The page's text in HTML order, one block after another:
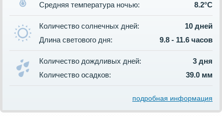
Средняя температура ночью:
8.2°C
Количество солнечных дней:
10 дней
Длина светового дня:
9.8 - 11.6 часов
Количество дождливых дней:
3 дня
Количество осадков:
39.0 мм
подробная информация